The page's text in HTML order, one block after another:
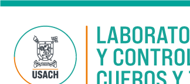
Pasar al contenido principal